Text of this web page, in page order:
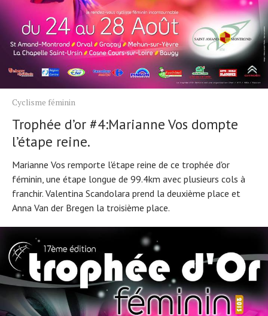
Cyclisme féminin
Trophée d’or #4:Marianne Vos dompte
l’étape reine.
Marianne Vos remporte l'étape reine de ce trophée d'or
féminin, une étape longue de 99.4km avec plusieurs cols à
franchir. Valentina Scandolara prend la deuxième place et
Anna Van der Bregen la troisième place.